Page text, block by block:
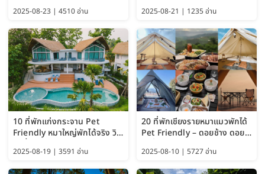
2025-08-23 | 4510 อ่าน
Guide 2025)
2025-08-21 | 1235 อ่าน
10 ที่พักแก่งกระจาน Pet
Friendly หมาใหญ่พักได้จริง วิว
2025-08-19 | 3591 อ่าน
20 ที่พักเชียงรายหมาแมวพักได้
Pet Friendly – ดอยช้าง ดอย
2025-08-10 | 5727 อ่าน